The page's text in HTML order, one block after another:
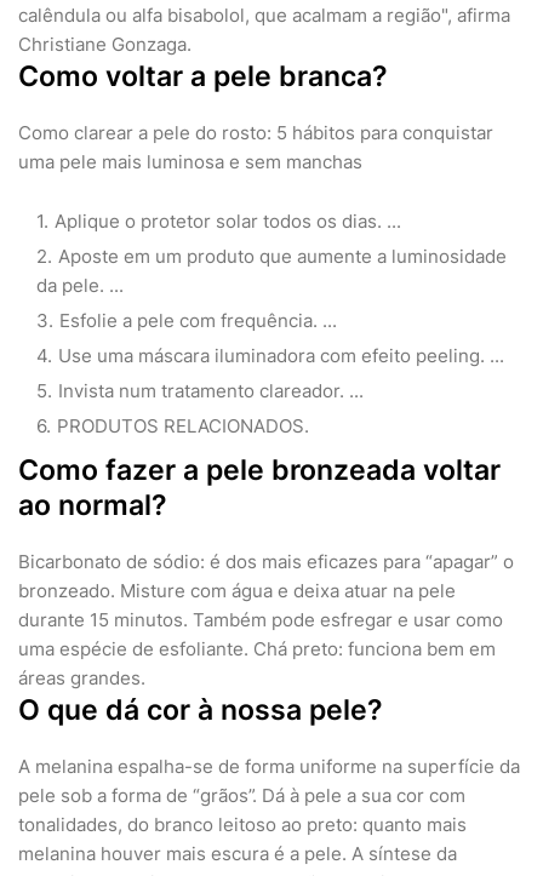
calêndula ou alfa bisabolol, que acalmam a região", afirma
Christiane Gonzaga.
Como voltar a pele branca?
Como clarear a pele do rosto: 5 hábitos para conquistar
uma pele mais luminosa e sem manchas
Aplique o protetor solar todos os dias. ...
Aposte em um produto que aumente a luminosidade
da pele. ...
Esfolie a pele com frequência. ...
Use uma máscara iluminadora com efeito peeling. ...
Invista num tratamento clareador. ...
PRODUTOS RELACIONADOS.
Como fazer a pele bronzeada voltar
ao normal?
Bicarbonato de sódio: é dos mais eficazes para “apagar” o
bronzeado. Misture com água e deixa atuar na pele
durante 15 minutos. Também pode esfregar e usar como
uma espécie de esfoliante. Chá preto: funciona bem em
áreas grandes.
O que dá cor à nossa pele?
A melanina espalha-se de forma uniforme na superfície da
pele sob a forma de “grãos”. Dá à pele a sua cor com
tonalidades, do branco leitoso ao preto: quanto mais
melanina houver mais escura é a pele. A síntese da